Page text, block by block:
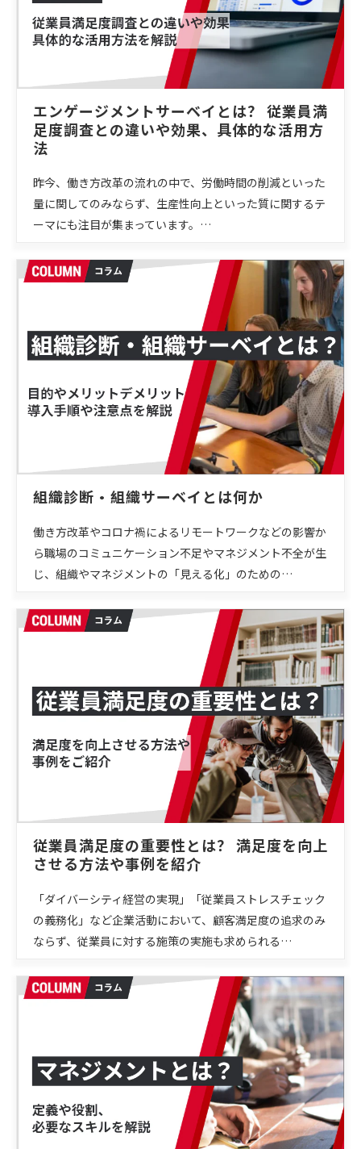
エンゲージメントサーベイとは？ 従業員満
足度調査との違いや効果、具体的な活用方
法
昨今、働き方改革の流れの中で、労働時間の削減といった
量に関してのみならず、生産性向上といった質に関するテ
ーマにも注目が集まっています。…
組織診断・組織サーベイとは何か
働き方改革やコロナ禍によるリモートワークなどの影響か
ら職場のコミュニケーション不足やマネジメント不全が生
じ、組織やマネジメントの「見える化」のための…
従業員満足度の重要性とは？ 満足度を向上
させる方法や事例を紹介
「ダイバーシティ経営の実現」「従業員ストレスチェック
の義務化」など企業活動において、顧客満足度の追求のみ
ならず、従業員に対する施策の実施も求められる…